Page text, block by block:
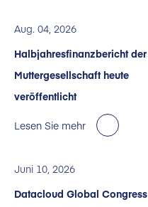
Aug. 04, 2026
Halbjahresfinanzbericht der
Muttergesellschaft heute
veröffentlicht
Lesen Sie mehr
Juni 10, 2026
Datacloud Global Congress